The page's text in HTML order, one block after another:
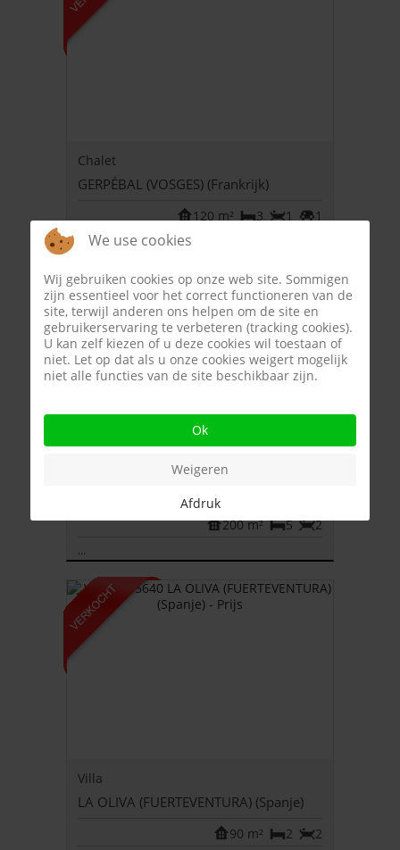
Chalet
GERPÉBAL (VOSGES) (Frankrijk)
1
1
3
120 m²
2
5
200 m²
...
Villa
LA OLIVA (FUERTEVENTURA) (Spanje)
2
2
90 m²
We use cookies
Wij gebruiken cookies op onze web site. Sommigen
zijn essentieel voor het correct functioneren van de
site, terwijl anderen ons helpen om de site en
gebruikerservaring te verbeteren (tracking cookies).
U kan zelf kiezen of u deze cookies wil toestaan of
niet. Let op dat als u onze cookies weigert mogelijk
niet alle functies van de site beschikbaar zijn.
Ok
Weigeren
Afdruk